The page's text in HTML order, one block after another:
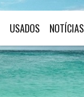
USADOS NOTÍCIAS